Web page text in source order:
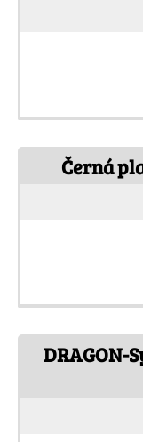
Černá
DRAGON-